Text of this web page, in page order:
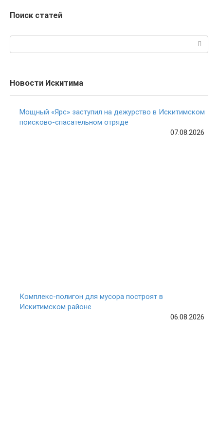
Поиск статей
Новости Искитима
Мощный «Ярс» заступил на дежурство в Искитимском
поисково-спасательном отряде
07.08.2026
Комплекс-полигон для мусора построят в
Искитимском районе
06.08.2026